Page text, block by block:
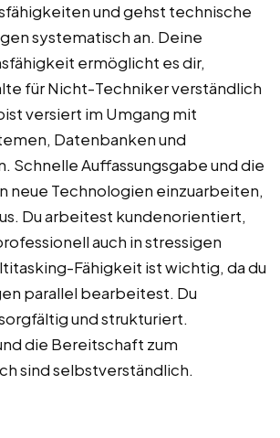
und gehst technische
systematisch an. Deine
ermöglicht es dir,
für Nicht-Techniker verständlich
versiert im Umgang mit
Datenbanken und
Schnelle Auffassungsgabe und die
neue Technologien einzuarbeiten,
Du arbeitest kundenorientiert,
auch in stressigen
Fähigkeit ist wichtig, da du
parallel bearbeitest. Du
und strukturiert.
die Bereitschaft zum
sind selbstverständlich.